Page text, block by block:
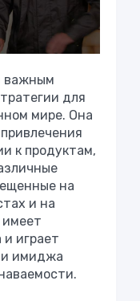
важным
для
мире. Она
к продуктам,
на
и на
играет
имиджа